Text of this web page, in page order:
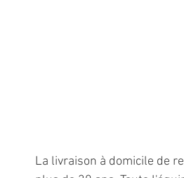
La livraison à domicile de